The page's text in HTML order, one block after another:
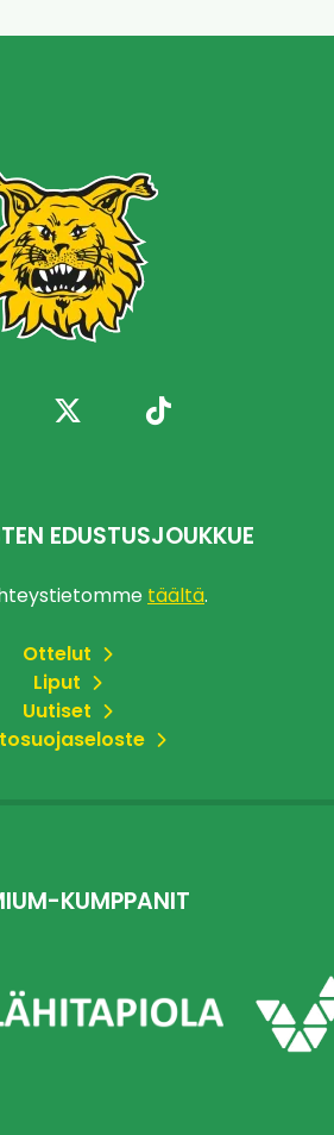
EDUSTUSJOUKKUE
täältä.
Ottelut
Liput
Uutiset
KUMPPANIT